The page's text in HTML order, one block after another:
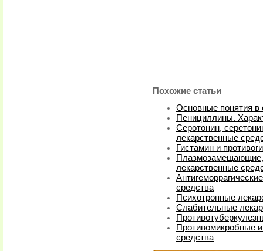
Похожие статьи
Основные понятия в
Пенициллины.
Серотонин,
лекарственные
Гистамин и
Плазмозамещающие,
лекарственные
средства
Психотропные
Слабительные
Противомикробные
средства